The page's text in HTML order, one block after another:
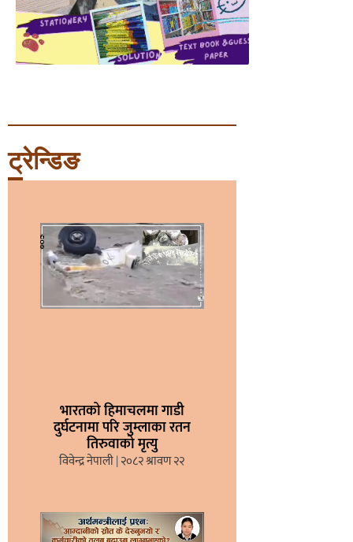
ट्रेन्डिङ
भारतको हिमाचलमा गाडी
दुर्घटनामा परि जुम्लाका रतन
तिरुवाको मृत्यु
विवेन्द्र नेपाली २०८२ श्रावण २२